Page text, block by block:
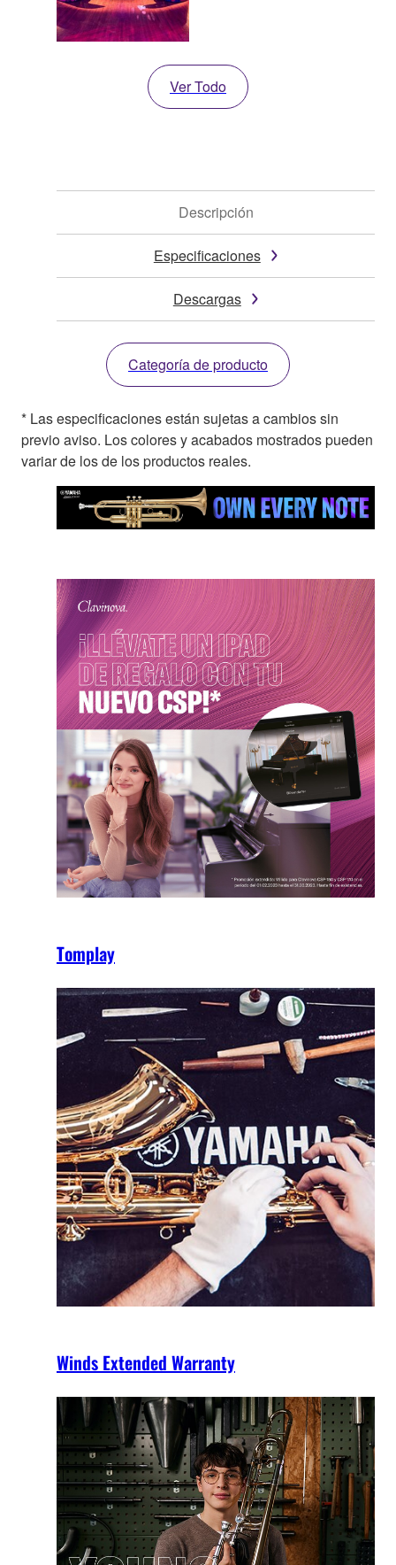
Ver Todo
Descripción
Especificaciones
Descargas
Categoría de producto
* Las especificaciones están sujetas a cambios sin
previo aviso. Los colores y acabados mostrados pueden
variar de los de los productos reales.
Tomplay
Winds Extended Warranty